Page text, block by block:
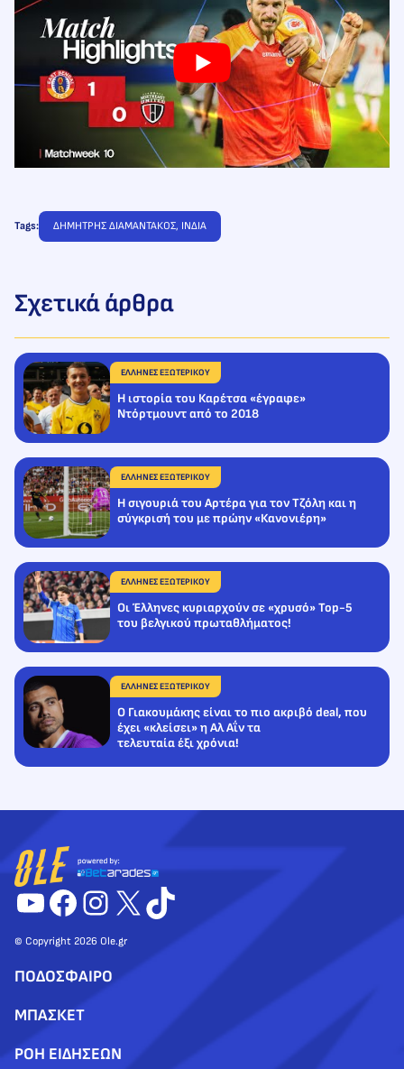
Tags: ΔΗΜΗΤΡΗΣ ΔΙΑΜΑΝΤΑΚΟΣ, ΙΝΔΙΑ
Σχετικά άρθρα
ΕΛΛΗΝΕΣ ΕΞΩΤΕΡΙΚΟΥ
Η ιστορία του Καρέτσα «έγραφε»
Ντόρτμουντ από το 2018
ΕΛΛΗΝΕΣ ΕΞΩΤΕΡΙΚΟΥ
Η σιγουριά του Αρτέρα για τον Τζόλη και η
σύγκρισή του με πρώην «Κανονιέρη»
ΕΛΛΗΝΕΣ ΕΞΩΤΕΡΙΚΟΥ
Οι Έλληνες κυριαρχούν σε «χρυσό» Top-5
του βελγικού πρωταθλήματος!
ΕΛΛΗΝΕΣ ΕΞΩΤΕΡΙΚΟΥ
Ο Γιακουμάκης είναι το πιο ακριβό deal, που
έχει «κλείσει» η Αλ Αΐν τα
τελευταία έξι χρόνια!
YouTube
Facebook
Instagram
X TikTok
© Copyright 2026 Ole.gr
ΠΟΔΟΣΦΑΙΡΟ
ΜΠΑΣΚΕΤ
ΡΟΗ ΕΙΔΗΣΕΩΝ